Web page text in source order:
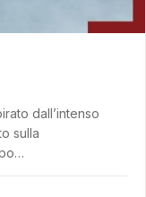
dall’intenso
sulla